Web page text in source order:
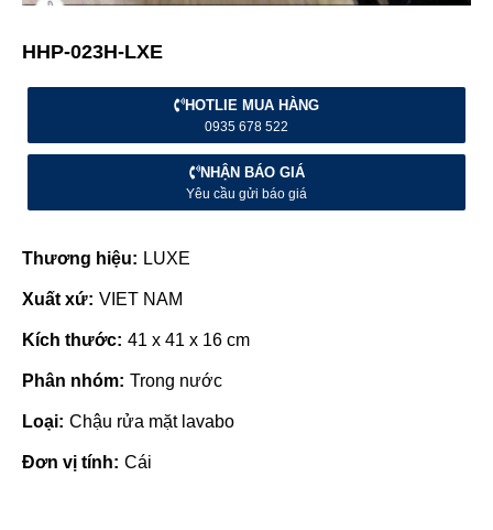
HHP-023H-LXE
HOTLIE MUA HÀNG
0935 678 522
NHẬN BÁO GIÁ
Yêu cầu gửi báo giá
Thương hiệu: LUXE
Xuất xứ: VIET NAM
Kích thước: 41 x 41 x 16 cm
Phân nhóm: Trong nước
Loại: Chậu rửa mặt lavabo
Đơn vị tính: Cái